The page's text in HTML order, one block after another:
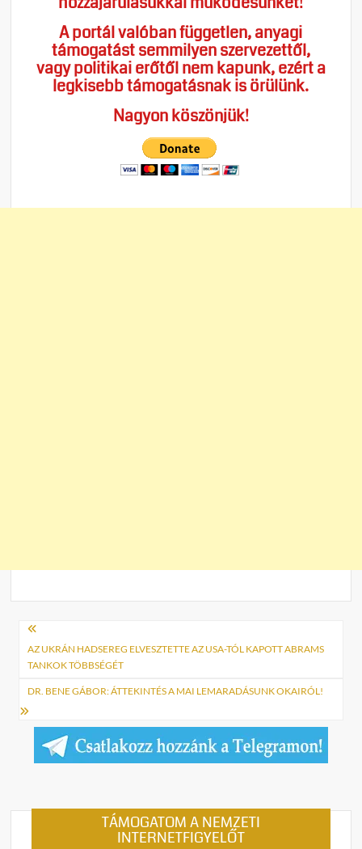
A portál valóban független, anyagi
támogatást semmilyen szervezettől,
vagy politikai erőtől nem kapunk, ezért a
legkisebb támogatásnak is örülünk.
Nagyon köszönjük!
Bejegyzés
navigáció
AZ UKRÁN HADSEREG ELVESZTETTE AZ USA-TÓL KAPOTT ABRAMS
TANKOK TÖBBSÉGÉT
DR. BENE GÁBOR: ÁTTEKINTÉS A MAI LEMARADÁSUNK OKAIRÓL!
TÁMOGATOM A NEMZETI
INTERNETFIGYELŐT